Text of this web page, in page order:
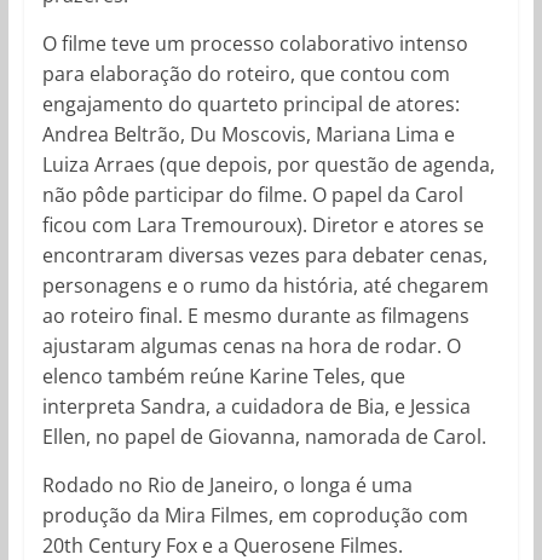
O filme teve um processo colaborativo intenso
para elaboração do roteiro, que contou com
engajamento do quarteto principal de atores:
Andrea Beltrão, Du Moscovis, Mariana Lima e
Luiza Arraes (que depois, por questão de agenda,
não pôde participar do filme. O papel da Carol
ficou com Lara Tremouroux). Diretor e atores se
encontraram diversas vezes para debater cenas,
personagens e o rumo da história, até chegarem
ao roteiro final. E mesmo durante as filmagens
ajustaram algumas cenas na hora de rodar. O
elenco também reúne Karine Teles, que
interpreta Sandra, a cuidadora de Bia, e Jessica
Ellen, no papel de Giovanna, namorada de Carol.
Rodado no Rio de Janeiro, o longa é uma
produção da Mira Filmes, em coprodução com
20th Century Fox e a Querosene Filmes.